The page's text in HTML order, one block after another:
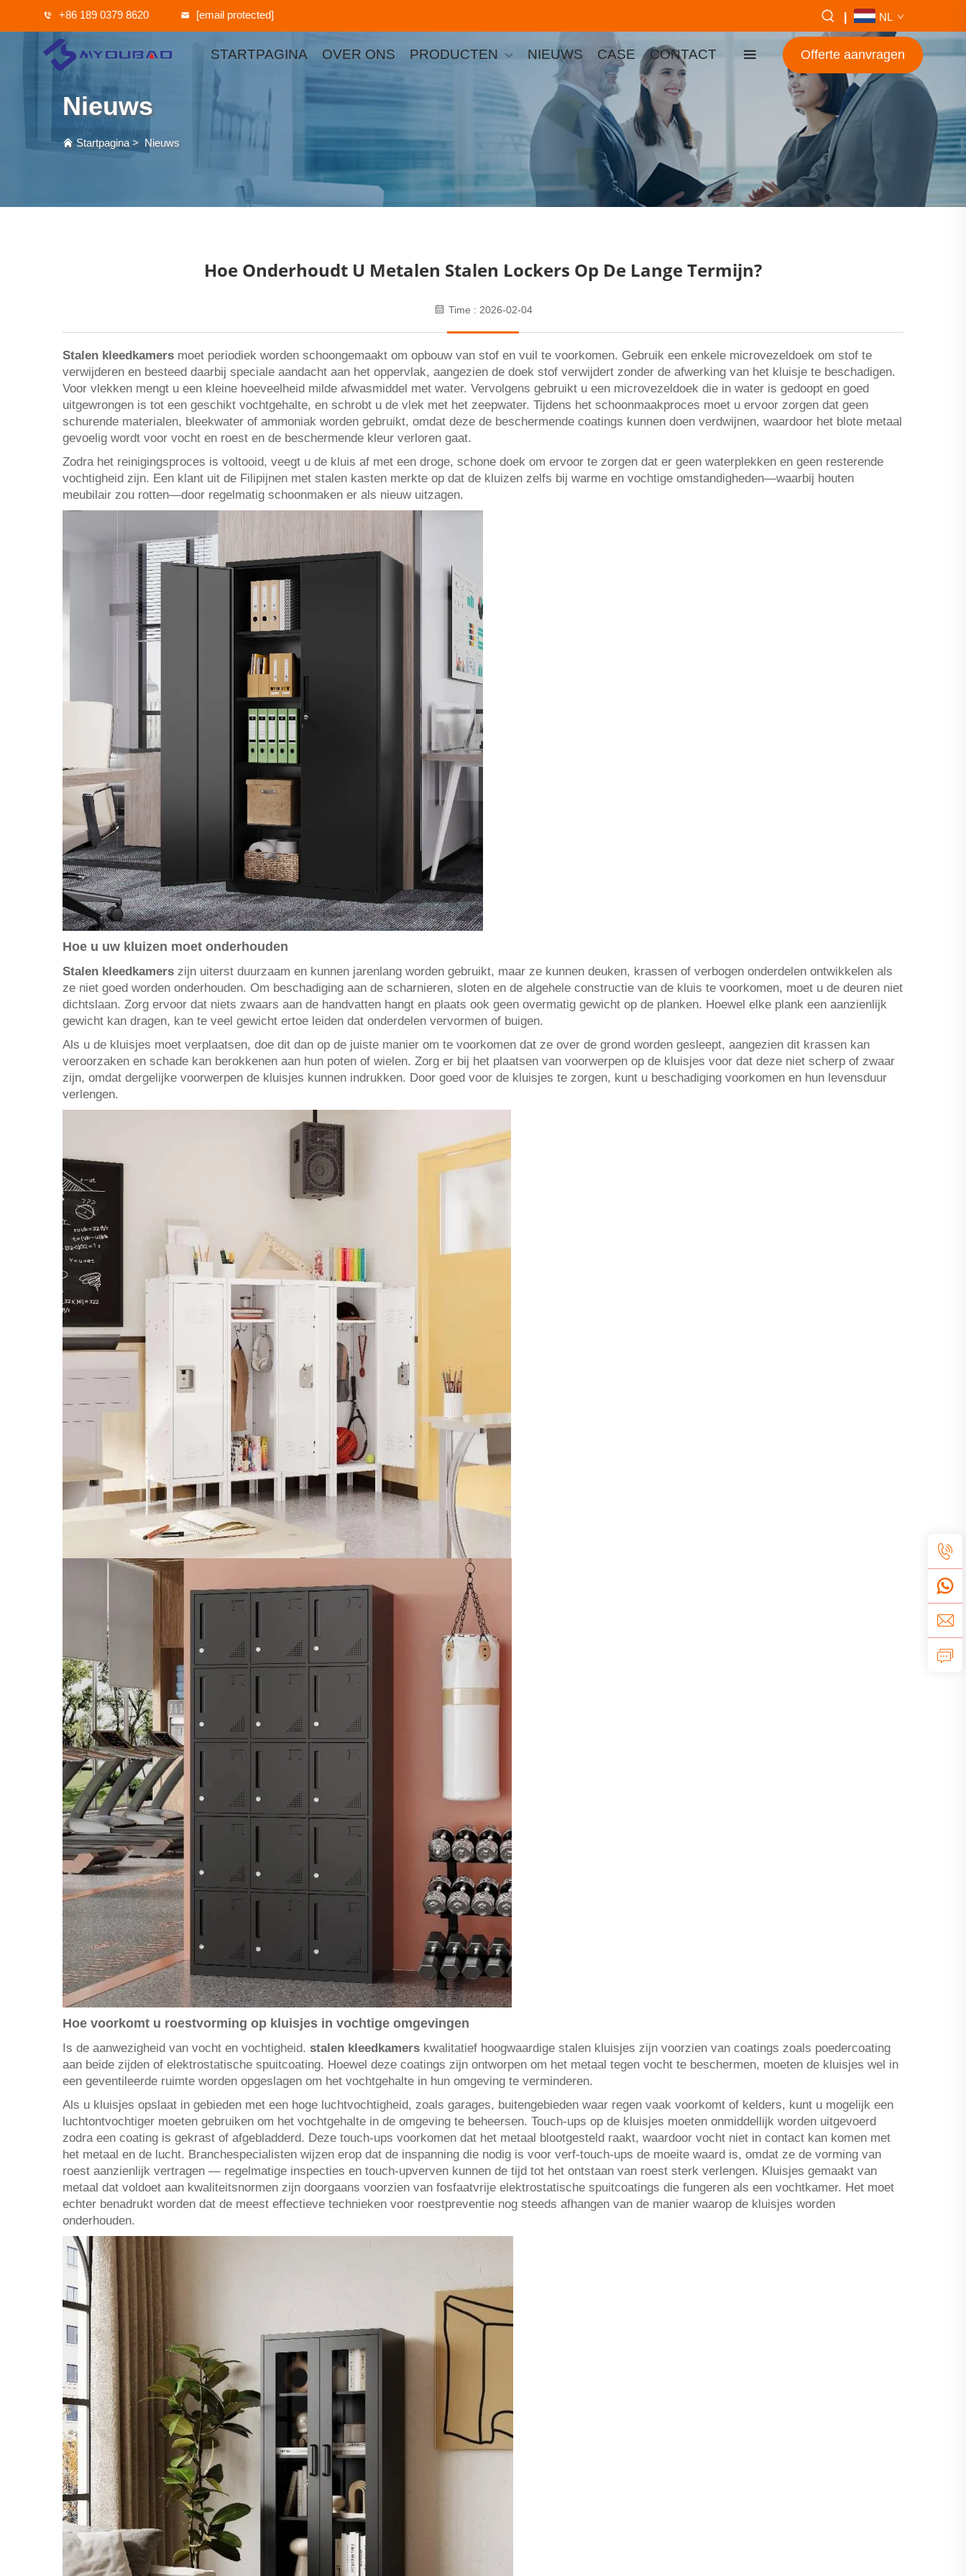
+86 189 0379 8620 [email protected] NL
STARTPAGINA OVER ONS PRODUCTEN NIEUWS CASE CONTACT Offerte aanvragen
Nieuws
Startpagina > Nieuws
Hoe Onderhoudt U Metalen Stalen Lockers Op De Lange Termijn?
Time : 2026-02-04
Stalen kleedkamers moet periodiek worden schoongemaakt om opbouw van stof en vuil te voorkomen. Gebruik een enkele microvezeldoek om stof te
verwijderen en besteed daarbij speciale aandacht aan het oppervlak, aangezien de doek stof verwijdert zonder de afwerking van het kluisje te beschadigen.
Voor vlekken mengt u een kleine hoeveelheid milde afwasmiddel met water. Vervolgens gebruikt u een microvezeldoek die in water is gedoopt en goed
uitgewrongen is tot een geschikt vochtgehalte, en schrobt u de vlek met het zeepwater. Tijdens het schoonmaakproces moet u ervoor zorgen dat geen
schurende materialen, bleekwater of ammoniak worden gebruikt, omdat deze de beschermende coatings kunnen doen verdwijnen, waardoor het blote metaal
gevoelig wordt voor vocht en roest en de beschermende kleur verloren gaat.
Zodra het reinigingsproces is voltooid, veegt u de kluis af met een droge, schone doek om ervoor te zorgen dat er geen waterplekken en geen resterende
vochtigheid zijn. Een klant uit de Filipijnen met stalen kasten merkte op dat de kluizen zelfs bij warme en vochtige omstandigheden—waarbij houten
meubilair zou rotten—door regelmatig schoonmaken er als nieuw uitzagen.
Hoe u uw kluizen moet onderhouden
Stalen kleedkamers zijn uiterst duurzaam en kunnen jarenlang worden gebruikt, maar ze kunnen deuken, krassen of verbogen onderdelen ontwikkelen als
ze niet goed worden onderhouden. Om beschadiging aan de scharnieren, sloten en de algehele constructie van de kluis te voorkomen, moet u de deuren niet
dichtslaan. Zorg ervoor dat niets zwaars aan de handvatten hangt en plaats ook geen overmatig gewicht op de planken. Hoewel elke plank een aanzienlijk
gewicht kan dragen, kan te veel gewicht ertoe leiden dat onderdelen vervormen of buigen.
Als u de kluisjes moet verplaatsen, doe dit dan op de juiste manier om te voorkomen dat ze over de grond worden gesleept, aangezien dit krassen kan
veroorzaken en schade kan berokkenen aan hun poten of wielen. Zorg er bij het plaatsen van voorwerpen op de kluisjes voor dat deze niet scherp of zwaar
zijn, omdat dergelijke voorwerpen de kluisjes kunnen indrukken. Door goed voor de kluisjes te zorgen, kunt u beschadiging voorkomen en hun levensduur
verlengen.
Hoe voorkomt u roestvorming op kluisjes in vochtige omgevingen
Is de aanwezigheid van vocht en vochtigheid. stalen kleedkamers kwalitatief hoogwaardige stalen kluisjes zijn voorzien van coatings zoals poedercoating
aan beide zijden of elektrostatische spuitcoating. Hoewel deze coatings zijn ontworpen om het metaal tegen vocht te beschermen, moeten de kluisjes wel in
een geventileerde ruimte worden opgeslagen om het vochtgehalte in hun omgeving te verminderen.
Als u kluisjes opslaat in gebieden met een hoge luchtvochtigheid, zoals garages, buitengebieden waar regen vaak voorkomt of kelders, kunt u mogelijk een
luchtontvochtiger moeten gebruiken om het vochtgehalte in de omgeving te beheersen. Touch-ups op de kluisjes moeten onmiddellijk worden uitgevoerd
zodra een coating is gekrast of afgebladderd. Deze touch-ups voorkomen dat het metaal blootgesteld raakt, waardoor vocht niet in contact kan komen met
het metaal en de lucht. Branchespecialisten wijzen erop dat de inspanning die nodig is voor verf-touch-ups de moeite waard is, omdat ze de vorming van
roest aanzienlijk vertragen — regelmatige inspecties en touch-upverven kunnen de tijd tot het ontstaan van roest sterk verlengen. Kluisjes gemaakt van
metaal dat voldoet aan kwaliteitsnormen zijn doorgaans voorzien van fosfaatvrije elektrostatische spuitcoatings die fungeren als een vochtkamer. Het moet
echter benadrukt worden dat de meest effectieve technieken voor roestpreventie nog steeds afhangen van de manier waarop de kluisjes worden
onderhouden.